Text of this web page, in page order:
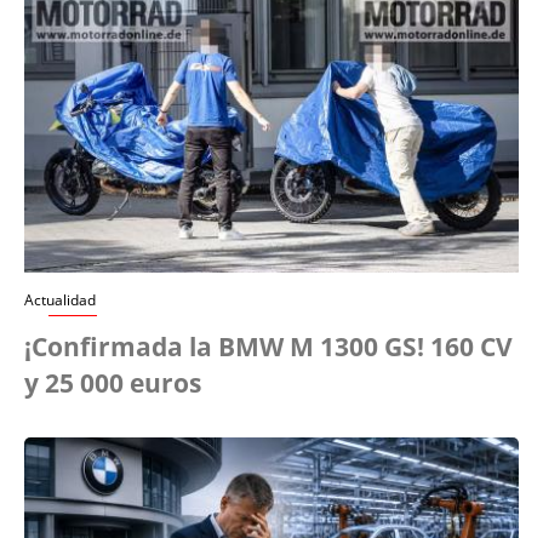
Actualidad
¡Confirmada la BMW M 1300 GS! 160 CV
y 25 000 euros